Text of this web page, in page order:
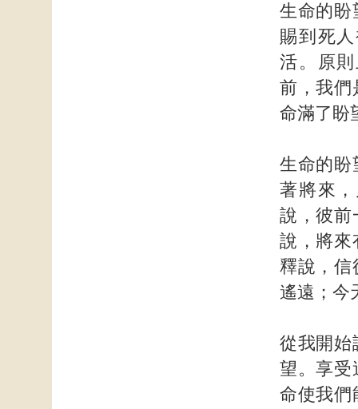
生命的盼
賜到死
活。原
前，我們
命滿了盼
生命的盼
著將來
說，彼前
說，將來
釋說，信
遙遠；今
從我開始
望。享受
命使我們